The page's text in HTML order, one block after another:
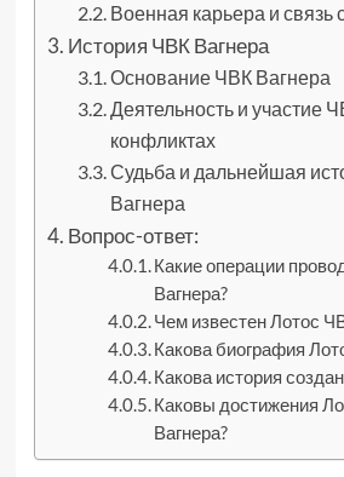
Военная карьера и связь
История ЧВК Вагнера
Основание ЧВК Вагнера
Деятельность и участие
конфликтах
Судьба и дальнейшая
Вагнера
Вопрос-ответ:
Какие операции
Вагнера?
Чем известен Лотос
Какова биография
Какова история
Каковы достижения
Вагнера?